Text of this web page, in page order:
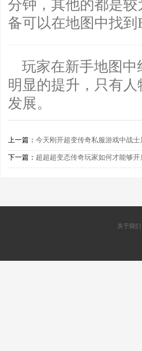
分钟，其他的都是
备可以在地图中找
玩家在新手地图
明显的提升，只有
发展。
上一篇： 今天刚开超变传奇私服游戏中战士
下一篇： 超超超变态传奇玩家如何才能够开
关于我